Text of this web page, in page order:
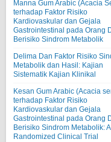
Manna Gum Arabic (Acacia
terhadap Faktor Risiko
Kardiovaskular dan Gejala
Gastrointestinal pada Orang
Berisiko Sindrom Metabolik
Delima Dan Faktor Risiko
Metabolik dan Hasil: Kajian
Sistematik Kajian Klinikal
Kesan Gum Arabic (Acacia
terhadap Faktor Risiko
Kardiovaskular dan Gejala
Gastrointestinal pada Orang
Berisiko Sindrom Metabolik: A
Randomized Clinical Trial